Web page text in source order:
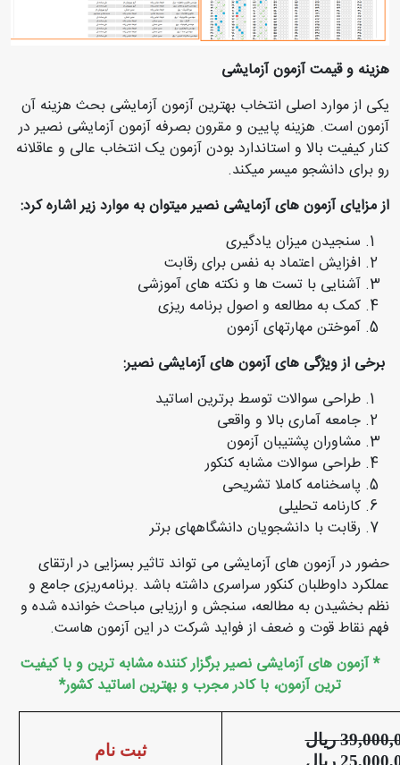
هزینه و قیمت آزمون آزمایشی
یکی از موارد اصلی انتخاب بهترین آزمون آزمایشی بحث هزینه آن
آزمون است. هزینه پایین و مقرون بصرفه آزمون آزمایشی نصیر در
کنار کیفیت بالا و استاندارد بودن آزمون یک انتخاب عالی و عاقلانه
رو برای دانشجو میسر میکند.
از مزایای آزمون های آزمایشی نصیر میتوان به موارد زیر اشاره کرد:
سنجیدن میزان یادگیری
افزایش اعتماد به نفس برای رقابت
آشنایی با تست ها و نکته های آموزشی
کمک به مطالعه و اصول برنامه ریزی
آموختن مهارت­های آزمون
برخی از ویژگی های آزمون های آزمایشی نصیر:
طراحی سوالات توسط برترین اساتید
جامعه آماری بالا و واقعی
مشاوران پشتیبان آزمون
طراحی سوالات مشابه کنکور
پاسخنامه کاملا تشریحی
کارنامه تحلیلی
رقابت با دانشجویان دانشگاه­های برتر
حضور در آزمون های آزمایشی می تواند تاثیر بسزایی در ارتقای
عملکرد داوطلبان کنکور سراسری داشته باشد .برنامه‌ریزی جامع و
نظم بخشیدن به مطالعه، سنجش و ارزیابی مباحث خوانده شده و
فهم نقاط قوت و ضعف از فواید شرکت در این آزمون هاست.
* آزمون های آزمایشی نصیر برگزار کننده مشابه ترین و با کیفیت
ترین آزمون، با کادر مجرب و بهترین اساتید کشور*
ریال
ثبت نام